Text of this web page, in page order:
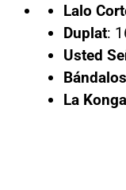
Lalo
Duplat:
Usted
La Konga